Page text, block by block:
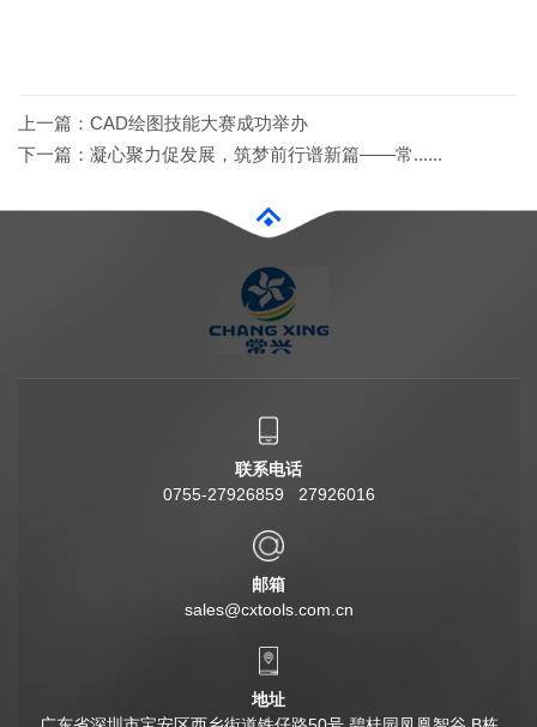
上一篇： CAD绘图技能大赛成功举办
下一篇： 凝心聚力促发展，筑梦前行谱新篇——常......
联系电话
0755-27926859 27926016
邮箱
sales@cxtools.com.cn
地址